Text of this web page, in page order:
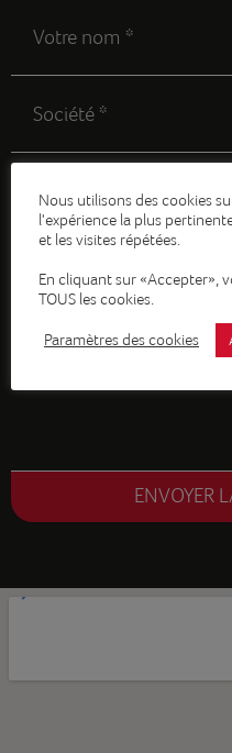
Nous utilisons des cookies
l'expérience la plus
et les visites répétées.
En cliquant sur «Accepter»,
TOUS les cookies.
Paramètres des cookies